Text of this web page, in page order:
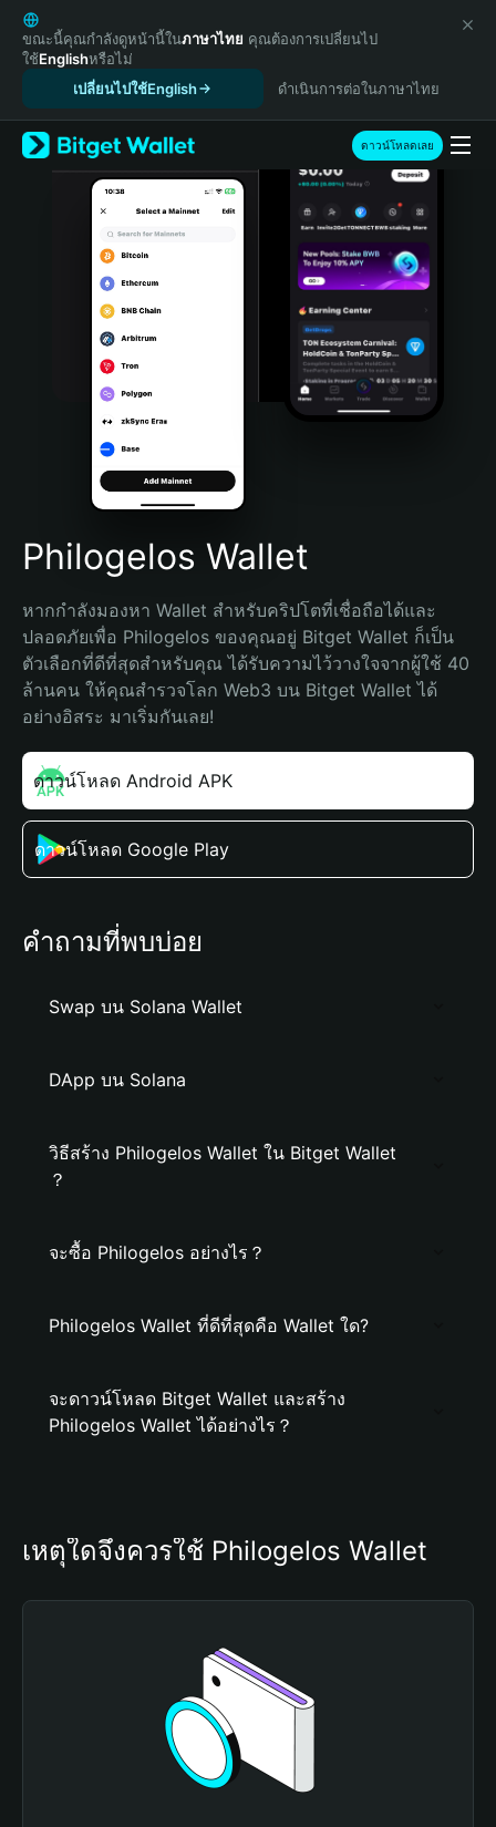
English
日本語
Tiếng Việt
Español (Latinoamérica)
Türkçe
Italiano
Português (Portugal)
Bahasa Indonesia
Português (Brasil)
Español (Argentina)
ขณะนี้คุณกำลังดูหน้านี้ในภาษาไทย คุณต้องการเปลี่ยนไป
ใช้Englishหรือไม่
เปลี่ยนไปใช้English
ดำเนินการต่อในภาษาไทย
ดาวน์โหลดเลย
Philogelos Wallet
หากกำลังมองหา Wallet สำหรับคริปโตที่เชื่อถือได้และ
ปลอดภัยเพื่อ Philogelos ของคุณอยู่ Bitget Wallet ก็เป็น
ตัวเลือกที่ดีที่สุดสำหรับคุณ ได้รับความไว้วางใจจากผู้ใช้ 40
ล้านคน ให้คุณสำรวจโลก Web3 บน Bitget Wallet ได้
อย่างอิสระ มาเริ่มกันเลย!
ดาวน์โหลด Android APK
ดาวน์โหลด Google Play
คำถามที่พบบ่อย
Swap บน Solana Wallet
DApp บน Solana
วิธีสร้าง Philogelos Wallet ใน Bitget Wallet
？
จะซื้อ Philogelos อย่างไร？
Philogelos Wallet ที่ดีที่สุดคือ Wallet ใด?
จะดาวน์โหลด Bitget Wallet และสร้าง
Philogelos Wallet ได้อย่างไร？
เหตุใดจึงควรใช้ Philogelos Wallet